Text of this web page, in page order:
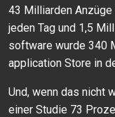
43 Milliarden
jeden Tag und 1,5
software wurde 340
application Store in
Und, wenn das nicht
einer Studie 73